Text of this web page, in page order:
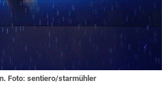
Foto: sentiero/starmühler